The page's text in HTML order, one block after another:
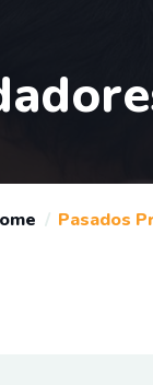
Pasados